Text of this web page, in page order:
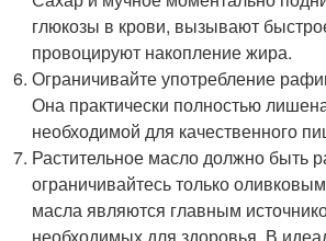
глюкозы в крови, вызывают
провоцируют накопление жира.
Ограничивайте употребление
Она практически полностью
необходимой для качественного
Растительное масло должно быть
ограничивайтесь только
масла являются главным